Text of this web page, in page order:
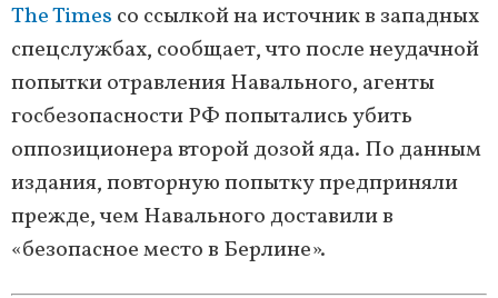
The Times со ссылкой на источник в западных
спецслужбах, сообщает, что после неудачной
попытки отравления Навального, агенты
госбезопасности РФ попытались убить
оппозиционера второй дозой яда. По данным
издания, повторную попытку предприняли
прежде, чем Навального доставили в
«безопасное место в Берлине».